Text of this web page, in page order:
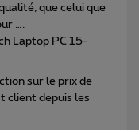
que celui que
….
Laptop PC 15-
sur le prix de
client depuis les